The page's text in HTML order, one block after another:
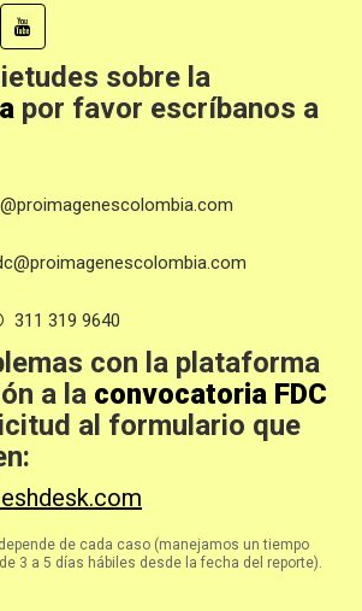
sobre la
por favor escríbanos a
311 319 9640
con la plataforma
a la convocatoria FDC
al formulario que
de cada caso (manejamos un tiempo
3 a 5 días hábiles desde la fecha del reporte).